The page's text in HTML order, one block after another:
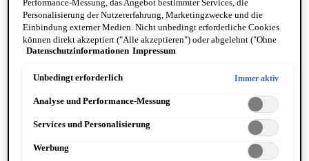
Fat Cheeks
Body Oils
Fragrance
Body Butter + Lotion
Suga Baddie
Performance-Messung, das Angebot bestimmter Services, die
Personalisierung der Nutzererfahrung, Marketingzwecke und die
Einbindung externer Medien. Nicht unbedingt erforderliche Cookies
können direkt akzeptiert ("Alle akzeptieren") oder abgelehnt ("Ohne
Einwilligung fortfahren") werden. Individuelle Anpassungen der
speichern"). Die Auswahl kann jederzeit unter dem Link "Cookie-
Datenschutzinformationen.
Datenschutzinformationen Impressum
Unbedingt erforderlich Immer aktiv
Analyse und Performance-Messung
Services und Personalisierung
Werbung